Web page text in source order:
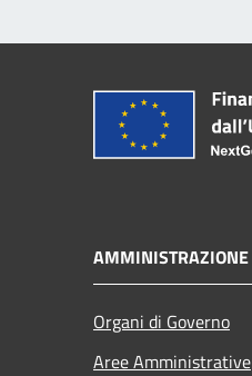
AMMINISTRAZIONE
Organi di Governo
Aree Amministrative